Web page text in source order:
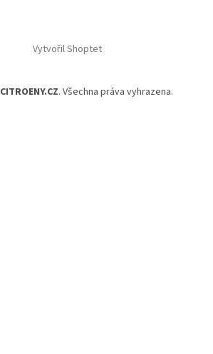
Vytvořil Shoptet
CITROENY.CZ. Všechna práva vyhrazena.